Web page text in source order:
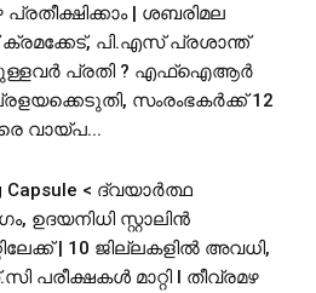
പ്രതീക്ഷിക്കാം | ശബരിമല
പി.എസ് പ്രശാന്ത്
പ്രതി ? എഫ്ഐആർ
സംരംഭകർക്ക് 12
വായ്പ...
Capsule < ദ്വയാർത്ഥ
ഉദയനിധി സ്റ്റാലിൻ
| 10 ജില്ലകളിൽ അവധി,
​​​പ​​​രീ​​​ക്ഷ​​​ക​​​ൾ​​​ ​​​മാ​​​റ്റി I തീവ്രമഴ